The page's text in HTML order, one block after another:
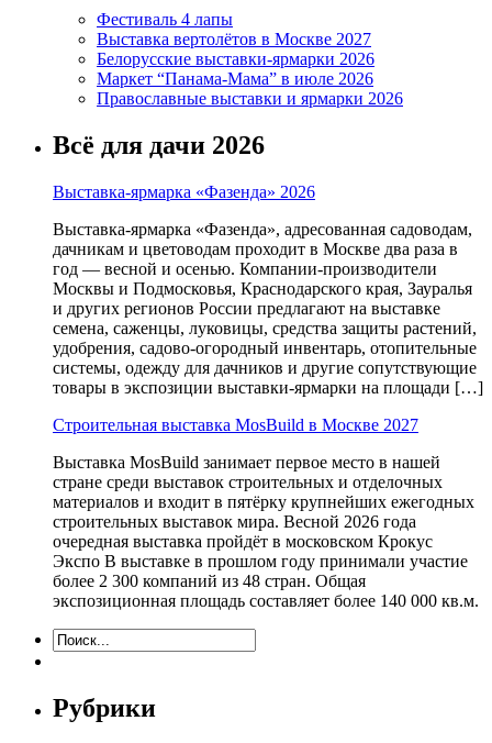
Фестиваль 4 лапы
Выставка вертолётов в Москве 2027
Белорусские выставки-ярмарки 2026
Маркет “Панама-Мама” в июле 2026
Православные выставки и ярмарки 2026
Всё для дачи 2026
Выставка-ярмарка «Фазенда» 2026
Выставка-ярмарка «Фазенда», адресованная садоводам,
дачникам и цветоводам проходит в Москве два раза в
год — весной и осенью. Компании-производители
Москвы и Подмосковья, Краснодарского края, Зауралья
и других регионов России предлагают на выставке
семена, саженцы, луковицы, средства защиты растений,
удобрения, садово-огородный инвентарь, отопительные
системы, одежду для дачников и другие сопутствующие
товары в экспозиции выставки-ярмарки на площади […]
Строительная выставка MosBuild в Москве 2027
Выставка MosBuild занимает первое место в нашей
стране среди выставок строительных и отделочных
материалов и входит в пятёрку крупнейших ежегодных
строительных выставок мира. Весной 2026 года
очередная выставка пройдёт в московском Крокус
Экспо В выставке в прошлом году принимали участие
более 2 300 компаний из 48 стран. Общая
экспозиционная площадь составляет более 140 000 кв.м.
Рубрики